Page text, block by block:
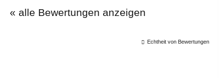
« alle Bewertungen anzeigen
Echtheit von Bewertungen